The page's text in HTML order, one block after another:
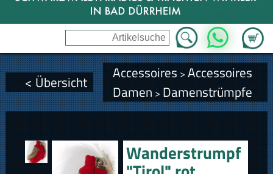
Zum
WhatsApp
< Übersicht Accessoires > Accessoires
Damen > Damenstrümpfe
Wanderstrumpf